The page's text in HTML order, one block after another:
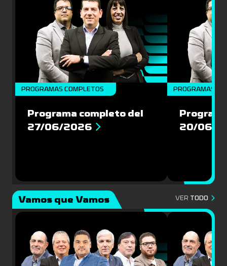
PROGRAMAS COMPLETOS
Programa completo del
27/06/2026
PROGRAMAS
20/06/
Vamos que Vamos VER TODO